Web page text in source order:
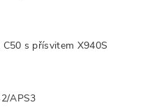
s přísvitem X940S
APS3